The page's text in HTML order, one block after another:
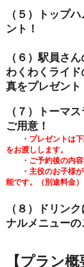
（５）トップ
ント！
（６）駅員さ
わくわくライド
真をプレゼント
（７）トーマ
ご用意！
・プレゼントは下
をお渡しします。
・ご予約後の内容
・主役のお子様が
能です。（別途料金）
（８）ドリン
ナルメニューの
【プラン概